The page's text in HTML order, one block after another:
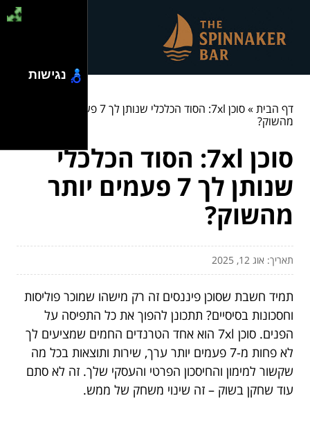
דף הבית»
סוכן 7xl: הסוד הכלכלי שנותן לך 7 פעמים יותר
מהשוק?
סוכן 7xl: הסוד הכלכלי
שנותן לך 7 פעמים יותר
מהשוק?
תאריך: אוג 12, 2025
תמיד חשבת שסוכן פיננסים זה רק מישהו שמוכר פוליסות
וחסכונות בסיסיים? תתכונן להפוך את כל התפיסה על
הפנים. סוכן 7xl הוא אחד הטרנדים החמים שמציעים לך
לא פחות מ-7 פעמים יותר ערך, שירות ותוצאות בכל מה
שקשור למימון והחיסכון הפרטי והעסקי שלך. זה לא סתם
עוד שחקן בשוק – זה שינוי משחק של ממש.
נגישות